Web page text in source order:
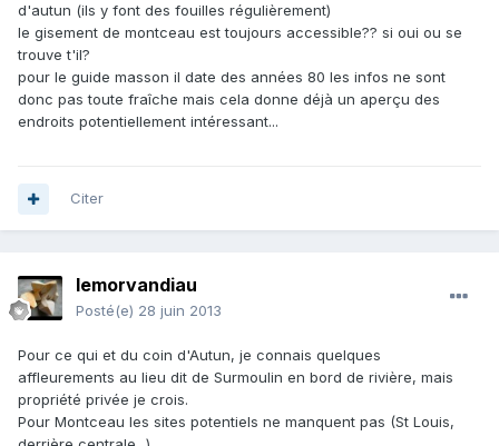
d'autun (ils y font des fouilles régulièrement)
le gisement de montceau est toujours accessible?? si oui ou se
trouve t'il?
pour le guide masson il date des années 80 les infos ne sont
donc pas toute fraîche mais cela donne déjà un aperçu des
endroits potentiellement intéressant...
Citer
lemorvandiau
Posté(e) 28 juin 2013
Pour ce qui et du coin d'Autun, je connais quelques
affleurements au lieu dit de Surmoulin en bord de rivière, mais
propriété privée je crois.
Pour Montceau les sites potentiels ne manquent pas (St Louis,